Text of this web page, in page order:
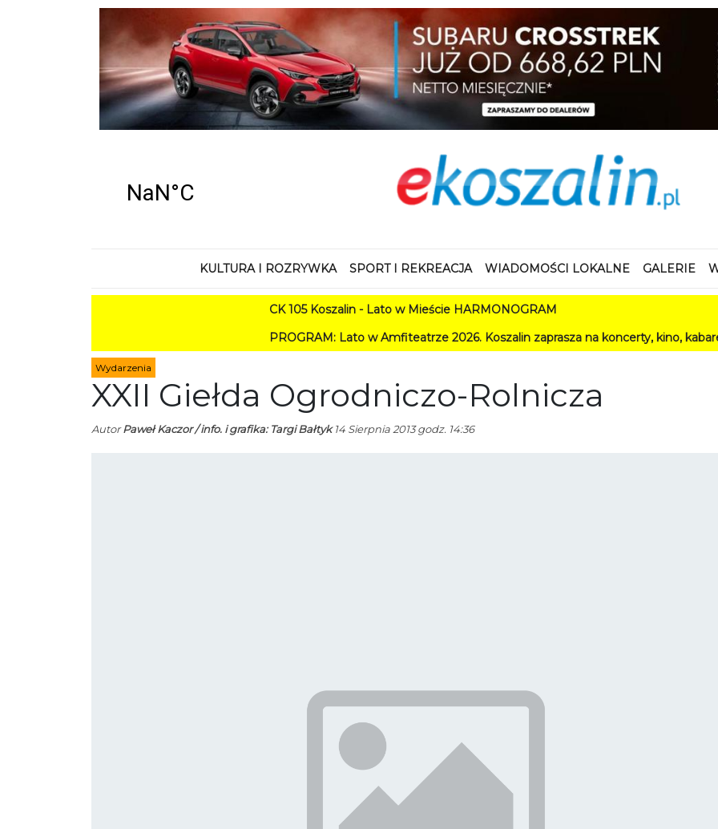
KULTURA I ROZRYWKA SPORT I REKREACJA WIADOMOŚCI LOKALNE GALERIE
CK 105 Koszalin - Lato w Mieście HARMONOGRAM
PROGRAM: Lato w Amfiteatrze 2026. Koszalin zaprasza na koncerty, kino, kabarety i
Wydarzenia
XXII Giełda Ogrodniczo-Rolnicza
AutorPaweł Kaczor / info. i grafika: Targi Bałtyk14 Sierpnia 2013 godz. 14:36